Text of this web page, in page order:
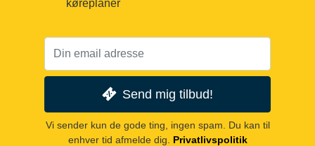
køreplaner
Send mig tilbud!
Vi sender kun de gode ting, ingen spam. Du kan til
enhver tid afmelde dig.
Privatlivspolitik